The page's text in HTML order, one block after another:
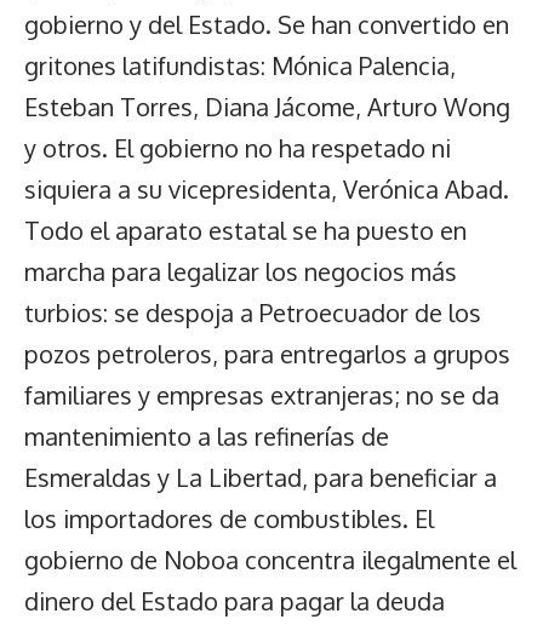
gobierno y del Estado. Se han convertido en
gritones latifundistas: Mónica Palencia,
Esteban Torres, Diana Jácome, Arturo Wong
y otros. El gobierno no ha respetado ni
siquiera a su vicepresidenta, Verónica Abad.
Todo el aparato estatal se ha puesto en
marcha para legalizar los negocios más
turbios: se despoja a Petroecuador de los
pozos petroleros, para entregarlos a grupos
familiares y empresas extranjeras; no se da
mantenimiento a las refinerías de
Esmeraldas y La Libertad, para beneficiar a
los importadores de combustibles. El
gobierno de Noboa concentra ilegalmente el
dinero del Estado para pagar la deuda